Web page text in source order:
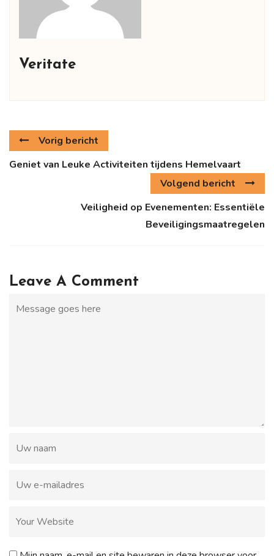
Veritate
Vorig bericht
Geniet van Leuke Activiteiten tijdens Hemelvaart
Volgend bericht
Veiligheid op Evenementen: Essentiële
Beveiligingsmaatregelen
Leave A Comment